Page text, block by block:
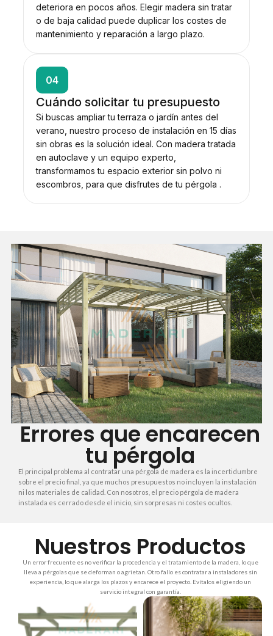
deteriora en pocos años. Elegir madera sin tratar
o de baja calidad puede duplicar los costes de
mantenimiento y reparación a largo plazo.
04
Cuándo solicitar tu presupuesto
Si buscas ampliar tu terraza o jardín antes del
verano, nuestro proceso de instalación en 15 días
sin obras es la solución ideal. Con madera tratada
en autoclave y un equipo experto,
transformamos tu espacio exterior sin polvo ni
escombros, para que disfrutes de tu pérgola .
Errores que encarecen
tu pérgola
El principal problema al contratar una pérgola de madera es la incertidumbre
sobre el precio final, ya que muchos presupuestos no incluyen la instalación
ni los materiales de calidad. Con nosotros, el precio pérgola de madera
instalada es cerrado desde el inicio, sin sorpresas ni costes ocultos.
Nuestros Productos
Un error frecuente es no verificar la procedencia y el tratamiento de la madera, lo que
lleva a pérgolas que se deforman o agrietan. Otro fallo es contratar a instaladores sin
experiencia, lo que alarga los plazos y encarece el proyecto. Evítalos eligiendo un
servicio integral con garantía.